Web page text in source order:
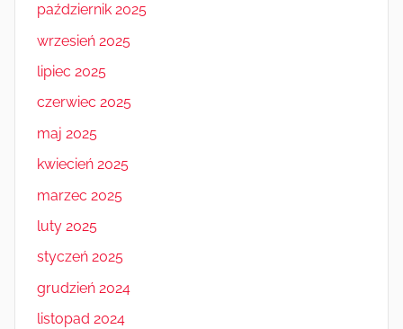
październik 2025
wrzesień 2025
lipiec 2025
czerwiec 2025
maj 2025
kwiecień 2025
marzec 2025
luty 2025
styczeń 2025
grudzień 2024
listopad 2024